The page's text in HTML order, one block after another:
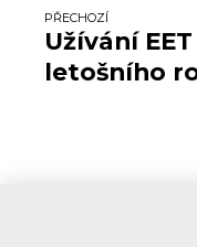
PŘECHOZÍ
Užívání
letošního